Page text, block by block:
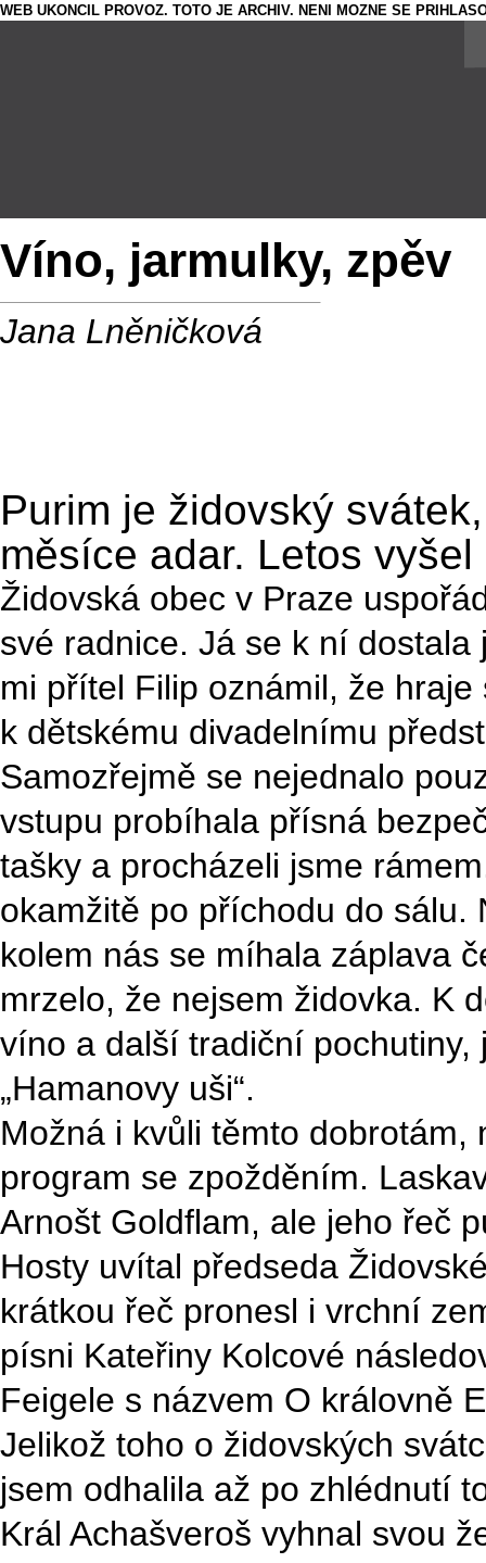
WEB UKONCIL PROVOZ. TOTO JE ARCHIV. NENI MOZNE SE
Víno, jarmulky, zpěv
Jana Lněničková
Purim je židovský
měsíce adar. Letos
Židovská obec v Praze
své radnice. Já se k ní
mi přítel Filip oznámil, že
k dětskému divadelnímu
Samozřejmě se nejednalo
vstupu probíhala přísná
tašky a procházeli jsme
okamžitě po příchodu do sálu.
kolem nás se míhala záplava
mrzelo, že nejsem židovka. K
víno a další tradiční
„Hamanovy uši“.
Možná i kvůli těmto
program se zpožděním.
Arnošt Goldflam, ale jeho řeč
Hosty uvítal předseda
krátkou řeč pronesl i vrchní
písni Kateřiny Kolcové
Feigele s názvem O královně
Jelikož toho o židovských
jsem odhalila až po zhlédnutí
Král Achašveroš vyhnal svou